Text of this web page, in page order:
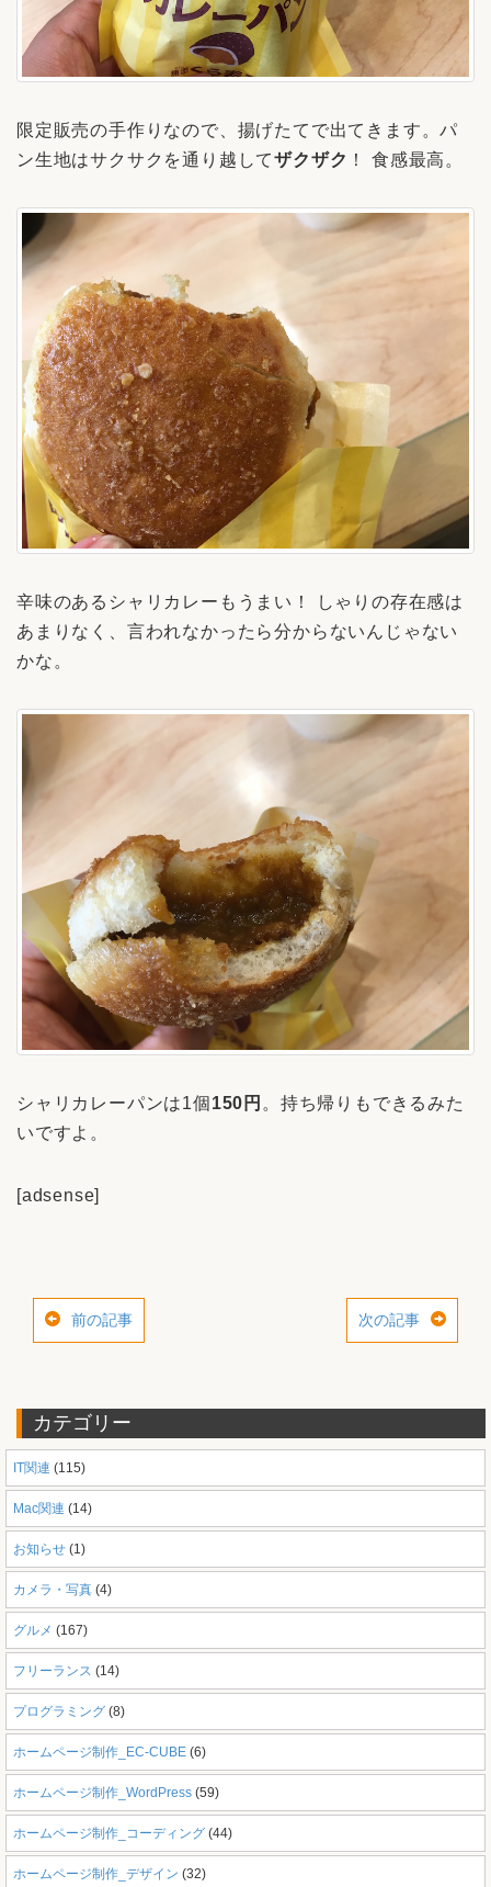
限定販売の手作りなので、揚げたてで出てきます。パ
ン生地はサクサクを通り越してザクザク ！ 食感最高。
辛味のあるシャリカレーもうまい！ しゃりの存在感は
あまりなく、言われなかったら分からないんじゃない
かな。
シャリカレーパンは1個150円 。持ち帰りもできるみた
いですよ。
[adsense]
前の記事 次の記事
カテゴリー
IT関連 (115)
Mac関連 (14)
お知らせ (1)
カメラ・写真 (4)
グルメ (167)
フリーランス (14)
プログラミング (8)
ホームページ制作_EC-CUBE (6)
ホームページ制作_WordPress (59)
ホームページ制作_コーディング (44)
ホームページ制作_デザイン (32)